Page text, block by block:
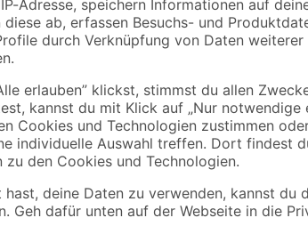
Die Rechteckleiste aus
Ihrem Zuhause. Die Leiste
Bastelbereich. Sie können sie
Sie die Leiste mittels Nagel-